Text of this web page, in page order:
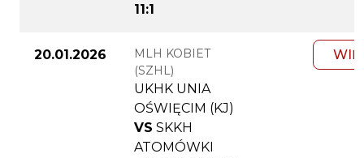
11:1
20.01.2026
MLH KOBIET
(SZHL)
UKHK UNIA
OŚWIĘCIM (KJ)
VS SKKH
ATOMÓWKI